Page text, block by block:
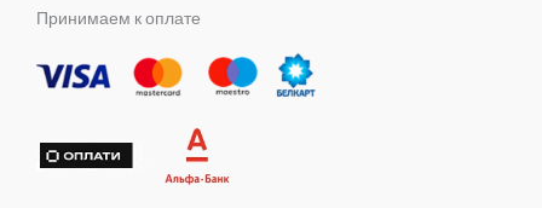
n
i
k
e
t
a
p
e
m
Принимаем к оплате